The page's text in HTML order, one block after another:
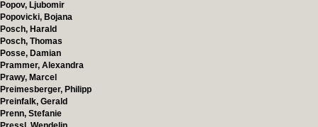
Popov, Ljubomir
Popovicki, Bojana
Posch, Harald
Posch, Thomas
Posse, Damian
Prammer, Alexandra
Prawy, Marcel
Preimesberger, Philipp
Preinfalk, Gerald
Prenn, Stefanie